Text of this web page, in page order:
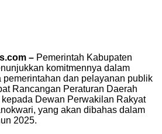
– Pemerintah Kabupaten
komitmennya dalam
pemerintahan dan pelayanan publik
Rancangan Peraturan Daerah
Dewan Perwakilan Rakyat
yang akan dibahas dalam
2025.